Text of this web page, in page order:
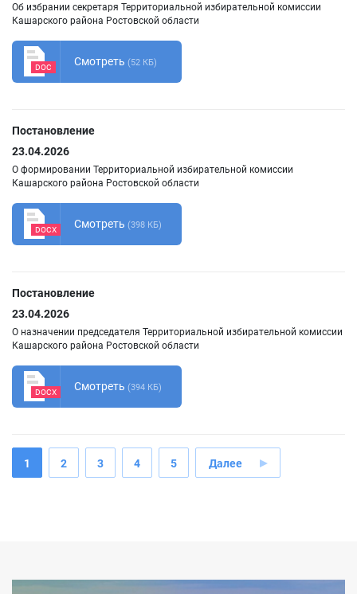
Об избрании секретаря Территориальной избирательной комиссии
Кашарского района Ростовской области
DOC Смотреть (52 КБ)
Постановление
23.04.2026
О формировании Территориальной избирательной комиссии
Кашарского района Ростовской области
DOCX Смотреть (398 КБ)
Постановление
23.04.2026
О назначении председателя Территориальной избирательной комиссии
Кашарского района Ростовской области
DOCX Смотреть (394 КБ)
1 2 3 4 5 Далее